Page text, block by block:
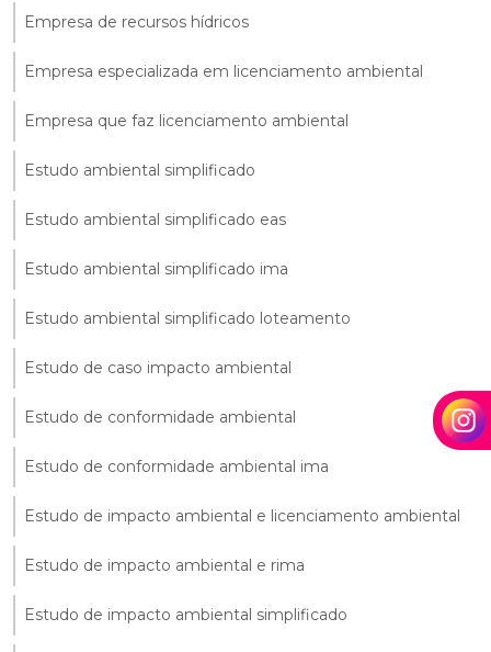
Empresa de recursos hídricos
Empresa especializada em licenciamento ambiental
Empresa que faz licenciamento ambiental
Estudo ambiental simplificado
Estudo ambiental simplificado eas
Estudo ambiental simplificado ima
Estudo ambiental simplificado loteamento
Estudo de caso impacto ambiental
Estudo de conformidade ambiental
Estudo de conformidade ambiental ima
Estudo de impacto ambiental e licenciamento ambiental
Estudo de impacto ambiental e rima
Estudo de impacto ambiental simplificado